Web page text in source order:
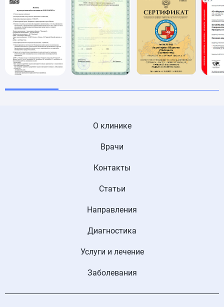
О клинике
Врачи
Контакты
Статьи
Направления
Диагностика
Услуги и лечение
Заболевания